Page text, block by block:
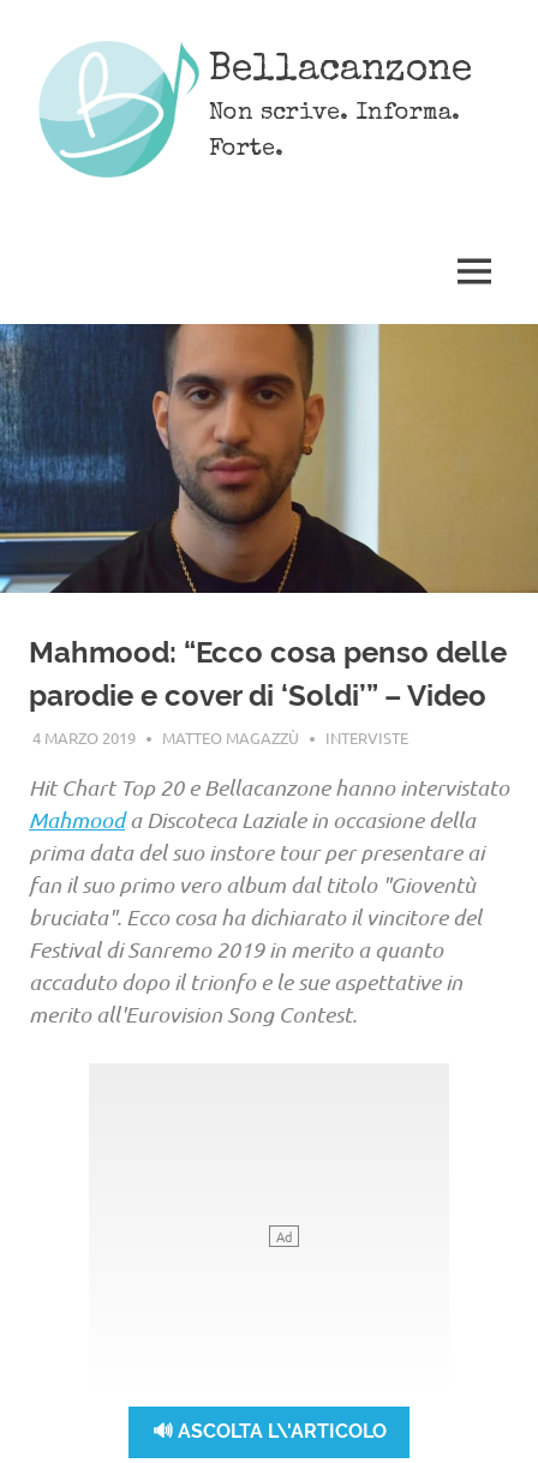
content
Bellacanzone
Non scrive. Informa.
Forte.
MENU
Mahmood: “Ecco cosa penso delle
parodie e cover di ‘Soldi’” – Video
4 MARZO 2019 MATTEO MAGAZZÙ INTERVISTE
Hit Chart Top 20 e Bellacanzone hanno intervistato
Mahmooda Discoteca Laziale in occasione della
prima data del suo instore tour per presentare ai
fan il suo primo vero album dal titolo "Gioventù
bruciata". Ecco cosa ha dichiarato il vincitore del
Festival di Sanremo 2019 in merito a quanto
accaduto dopo il trionfo e le sue aspettative in
merito all'Eurovision Song Contest.
🔊 ASCOLTA L\'ARTICOLO